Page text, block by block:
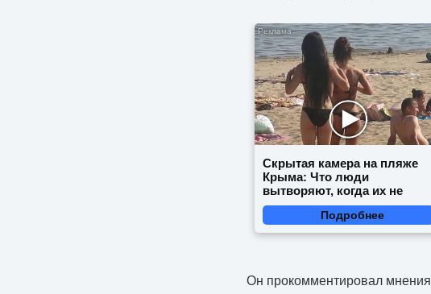
Скрытая камера на пляже
Крыма: Что люди
вытворяют, когда их не
видят...
Подробнее
Он прокомментировал мнения